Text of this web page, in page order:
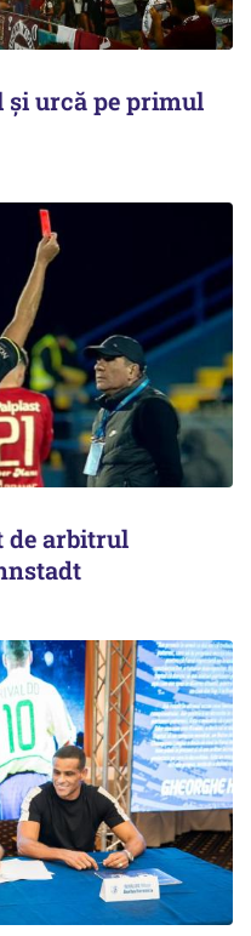
şi urcă pe primul
de arbitrul